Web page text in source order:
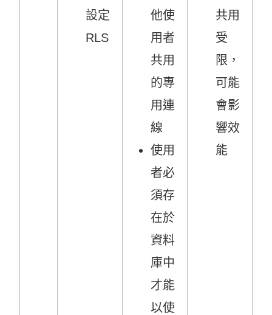
設定
RLS
他使
用者
共用
的專
用連
線
使用
者必
須存
在於
資料
庫中
才能
以使
共用
受
限，
可能
會影
響效
能